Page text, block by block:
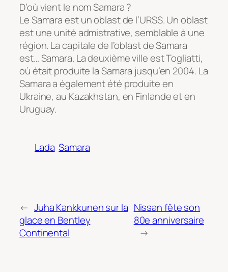
D’où vient le nom Samara ?
Le Samara est un oblast de l’URSS. Un oblast
est une unité admistrative, semblable à une
région. La capitale de l’oblast de Samara
est… Samara. La deuxième ville est Togliatti,
où était produite la Samara jusqu’en 2004. La
Samara a également été produite en
Ukraine, au Kazakhstan, en Finlande et en
Uruguay.
Lada Samara
← Juha Kankkunen sur la
glace en Bentley
Continental
Nissan fête son
80e anniversaire
→